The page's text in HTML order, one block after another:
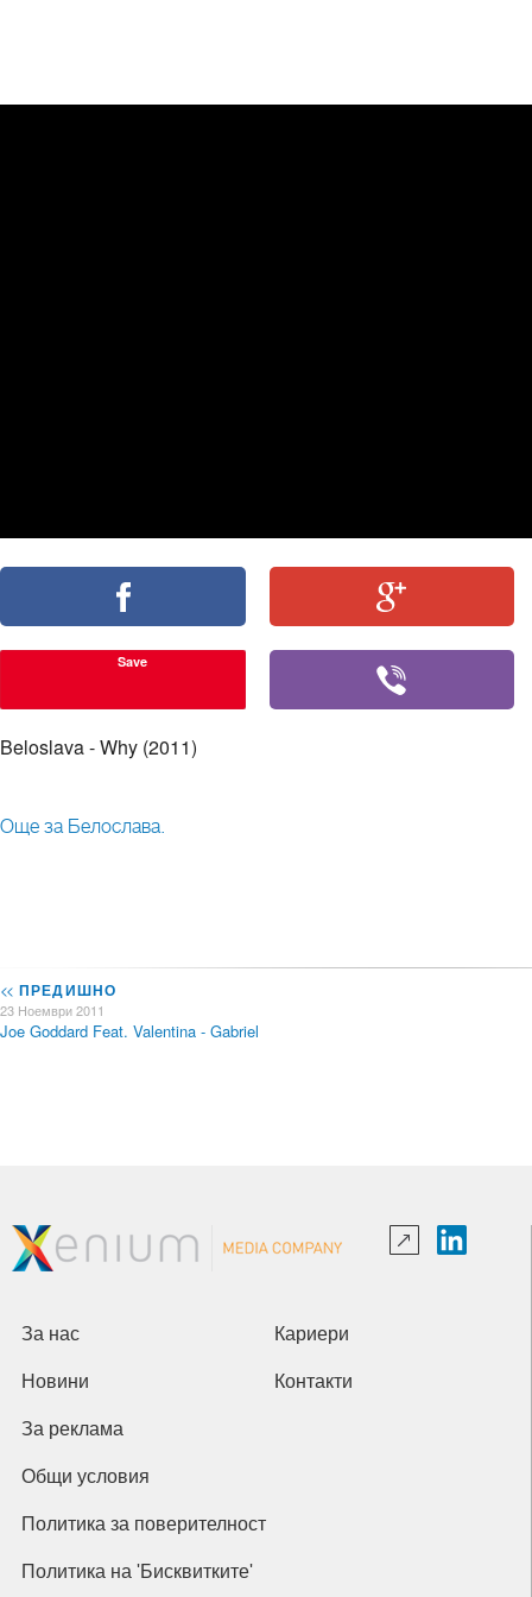
Save
Beloslava - Why (2011)
Още за Белослава.
<< ПРЕДИШНО
23 Ноември 2011
Joe Goddard Feat. Valentina - Gabriel
За нас Кариери
Новини Контакти
За реклама
Общи условия
Политика за поверителност
Политика на 'Бисквитките'